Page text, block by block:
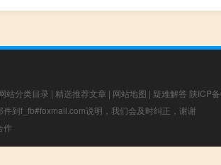
站分类目录 | 精选推荐文章 | 网站地图 | 疑难解答 陕ICP
到f_fb#foxmail.com说明，我们会及时纠正，谢谢
作